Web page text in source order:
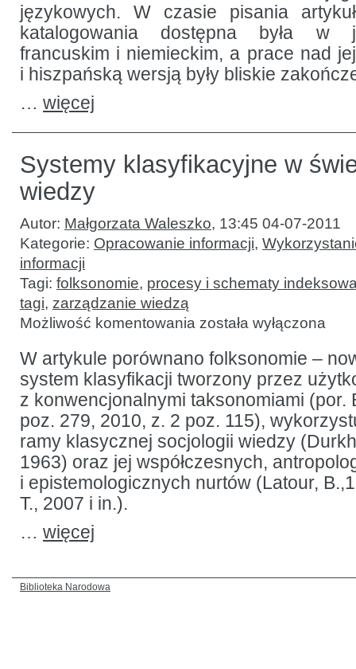
językowych. W czasie pisania
katalogowania dostępna była w
francuskim i niemieckim, a prace nad
i hiszpańską wersją były bliskie
… więcej
Systemy klasyfikacyjne w
wiedzy
Autor: Małgorzata Waleszko, 13:45 04-07-2011
Kategorie: Opracowanie informacji,
informacji
Tagi: folksonomie, procesy i schematy
tagi, zarządzanie wiedzą
Możliwość komentowania Systemy
klasyfikacyjne
socjologii
wiedzy
została wyłączona
W artykule porównano folksonomie –
system klasyfikacji tworzony przez
z konwencjonalnymi taksonomiami (por.
poz. 279, 2010, z. 2 poz. 115),
ramy klasycznej socjologii wiedzy
1963) oraz jej współczesnych,
i epistemologicznych nurtów (Latour,
T., 2007 i in.).
… więcej
Biblioteka Narodowa